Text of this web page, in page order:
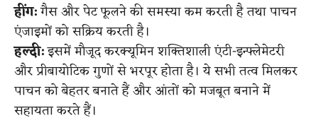
हींग:गैस और पेट फूलने की समस्या कम करती है तथा पाचन
एंजाइमों को सक्रिय करती है।
हल्दी:इसमें मौजूद करक्यूमिन शक्तिशाली एंटी-इन्फ्लेमेटरी
और प्रीबायोटिक गुणों से भरपूर होता है।​ये सभी तत्व मिलकर
पाचन को बेहतर बनाते हैं और आंतों को मजबूत बनाने में
सहायता करते हैं।